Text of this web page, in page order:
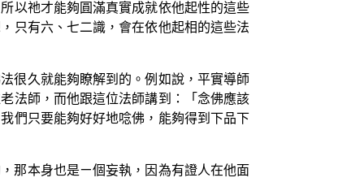
以祂才能夠圓滿真實成就依他起性的這些
只有六、七二識，會在依他起相的這些法
很久就能夠瞭解到的。例如說，平實導師
法師，而他跟這位法師講到：「念佛應該
們只要能夠好好地唸佛，能夠得到下品下
那本身也是ㄧ個妄執，因為有證人在他面